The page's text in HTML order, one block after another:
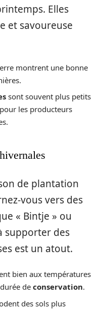
Elles
et savoureuse
montrent une bonne
sont souvent plus petits
les producteurs
de plantation
vous vers des
« Bintje » ou
supporter des
est un atout.
bien aux températures
de conservation.
des sols plus